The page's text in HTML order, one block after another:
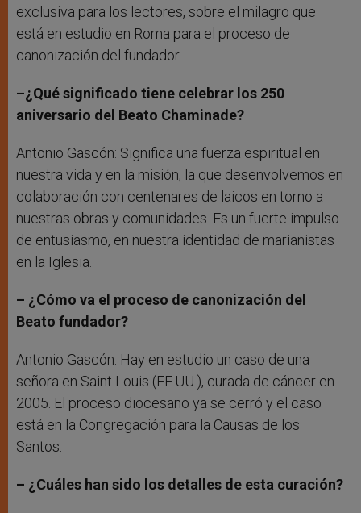
exclusiva para los lectores, sobre el milagro que
está en estudio en Roma para el proceso de
canonización del fundador.
–¿Qué significado tiene celebrar los 250
aniversario del Beato Chaminade?
Antonio Gascón: Significa una fuerza espiritual en
nuestra vida y en la misión, la que desenvolvemos en
colaboración con centenares de laicos en torno a
nuestras obras y comunidades. Es un fuerte impulso
de entusiasmo, en nuestra identidad de marianistas
en la Iglesia.
– ¿Cómo va el proceso de canonización del
Beato fundador?
Antonio Gascón: Hay en estudio un caso de una
señora en Saint Louis (EE.UU.), curada de cáncer en
2005. El proceso diocesano ya se cerró y el caso
está en la Congregación para la Causas de los
Santos.
– ¿Cuáles han sido los detalles de esta curación?